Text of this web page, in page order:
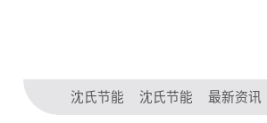
沈氏节能 沈氏节能 最新资讯